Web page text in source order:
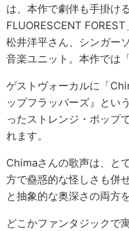
は、本作で劇伴も手掛け
FLUORESCENT
松井洋平さん、シンガー
音楽ユニット。本作では
ゲストヴォーカルに「
ップフラッパーズ』とい
ったストレンジ・ポップ
れます。
Chimaさんの歌声は、と
方で蠱惑的な怪しさも併
と抽象的な奥深さの両方
どこかファンタジックで